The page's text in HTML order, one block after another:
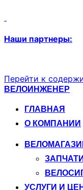
Наши партнеры:
Перейти к
ВЕЛОИНЖЕНЕР
ГЛАВНАЯ
О КОМПАНИИ
ЗАПЧАТИ
УСЛУГИ И